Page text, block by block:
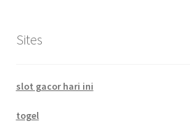
Sites
slot gacor hari ini
togel